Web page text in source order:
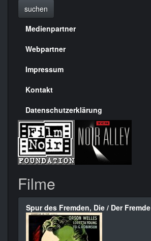
suchen
Menülinks
rechte
Seite
Medienpartner
Webpartner
Impressum
Kontakt
Datenschutzerklärung
Filme
Spur des Fremden, Die / Der Fremde